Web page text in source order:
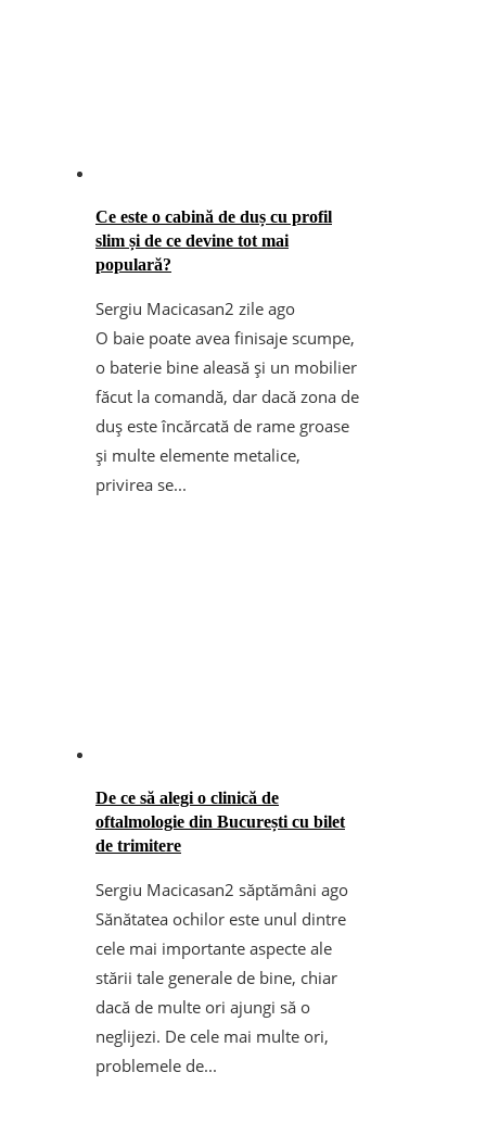
Ce este o cabină de duș cu profil
slim și de ce devine tot mai
populară?
Sergiu Macicasan2 zile ago
O baie poate avea finisaje scumpe,
o baterie bine aleasă și un mobilier
făcut la comandă, dar dacă zona de
duș este încărcată de rame groase
și multe elemente metalice,
privirea se...
De ce să alegi o clinică de
oftalmologie din București cu bilet
de trimitere
Sergiu Macicasan2 săptămâni ago
Sănătatea ochilor este unul dintre
cele mai importante aspecte ale
stării tale generale de bine, chiar
dacă de multe ori ajungi să o
neglijezi. De cele mai multe ori,
problemele de...